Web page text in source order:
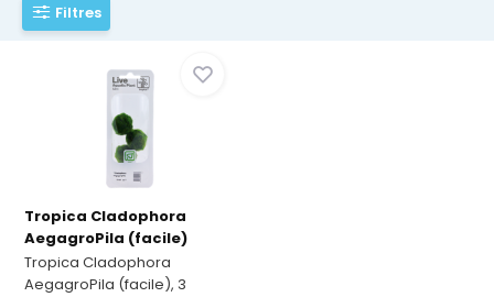
Filtres
Tropica Cladophora
AegagroPila (facile)
Tropica Cladophora
AegagroPila (facile), 3